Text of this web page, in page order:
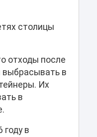
столицы
отходы после
выбрасывать в
Их
в
году в